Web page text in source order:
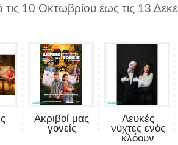
10 Οκτωβρίου έως τις 13
Ακριβοί μας
γονείς
Λευκές
νύχτες ενός
κλόουν